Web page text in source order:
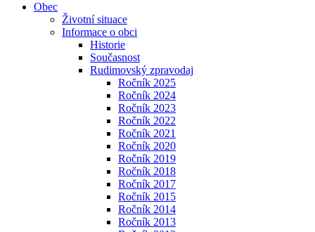
Obec
Životní situace
Informace o obci
Historie
Současnost
Rudimovský zpravodaj
Ročník 2025
Ročník 2024
Ročník 2023
Ročník 2022
Ročník 2021
Ročník 2020
Ročník 2019
Ročník 2018
Ročník 2017
Ročník 2015
Ročník 2014
Ročník 2013